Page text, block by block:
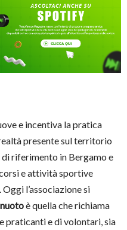
e incentiva la pratica
presente sul territorio
riferimento in Bergamo e
e attività sportive
l’associazione si
nuotoè quella che richiama
praticanti e di volontari, sia